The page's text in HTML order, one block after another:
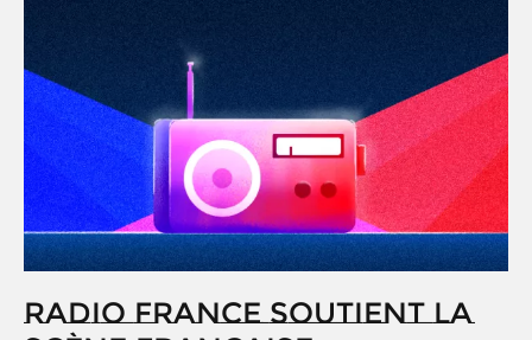
RADIO FRANCE SOUTIENT LA